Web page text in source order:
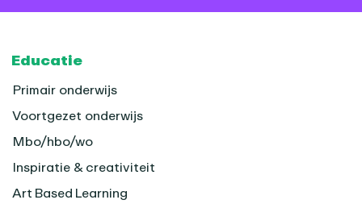
Footer
Educatie
Primair onderwijs
Voortgezet onderwijs
Mbo/hbo/wo
Inspiratie & creativiteit
Art Based Learning